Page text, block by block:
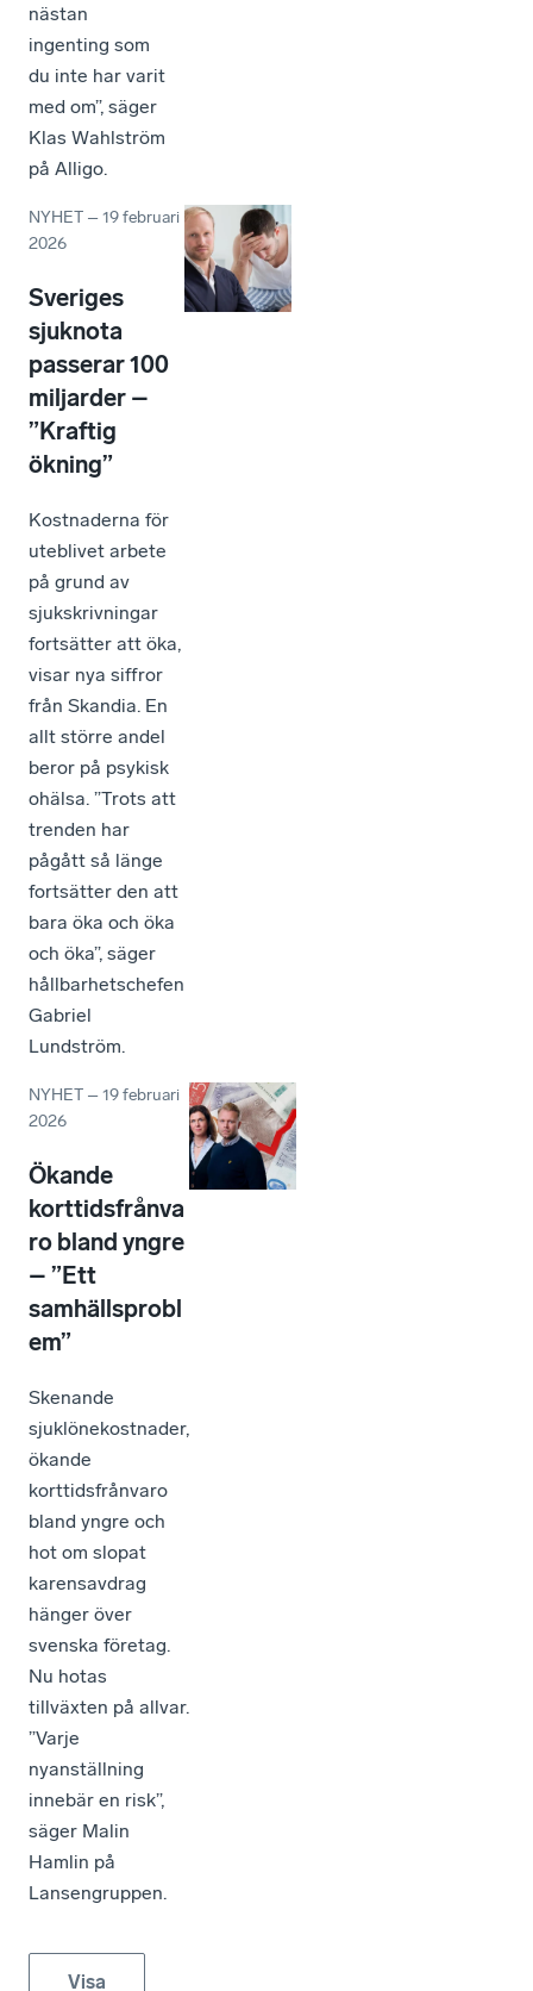
nästan
ingenting som
du inte har varit
med om”, säger
Klas Wahlström
på Alligo.
NYHET –19 februari
2026
Sveriges
sjuknota
passerar 100
miljarder –
”Kraftig
ökning”
Kostnaderna för
uteblivet arbete
på grund av
sjukskrivningar
fortsätter att öka,
visar nya siffror
från Skandia. En
allt större andel
beror på psykisk
ohälsa. ”Trots att
trenden har
pågått så länge
fortsätter den att
bara öka och öka
och öka”, säger
hållbarhetschefen
Gabriel
Lundström.
NYHET –19 februari
2026
Ökande
korttidsfrånva
ro bland yngre
– ”Ett
samhällsprobl
em”
Skenande
sjuklönekostnader,
ökande
korttidsfrånvaro
bland yngre och
hot om slopat
karensavdrag
hänger över
svenska företag.
Nu hotas
tillväxten på allvar.
”Varje
nyanställning
innebär en risk”,
säger Malin
Hamlin på
Lansengruppen.
Visa